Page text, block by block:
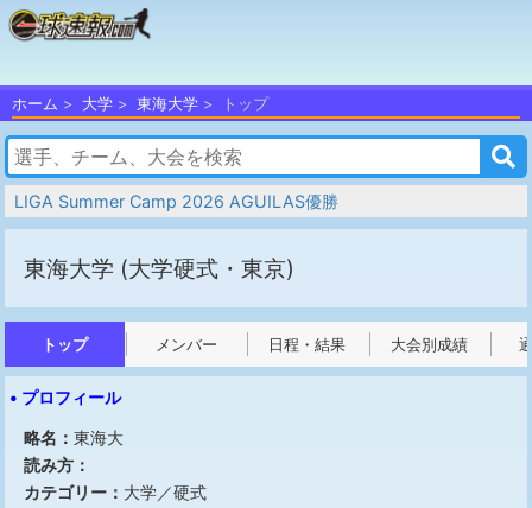
ホーム 大学 東海大学 トップ
LIGA Summer Camp 2026 AGUILAS優勝
東海大学 (大学硬式・東京)
トップ メンバー 日程・結果 大会別成績
• プロフィール
略名： 東海大
読み方：
カテゴリー： 大学／硬式